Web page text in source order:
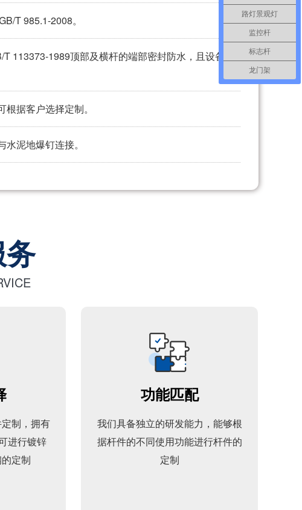
T 985.1-2008。
113373-1989顶部及横杆的端部密封防水，且设备全
据客户选择定制。
泥地爆钉连接。
制，拥有
进行镀锌
定制
功能匹配
我们具备独立的研发能力，能够根
据杆件的不同使用功能进行杆件的
定制
路灯景观灯
监控杆
标志杆
龙门架